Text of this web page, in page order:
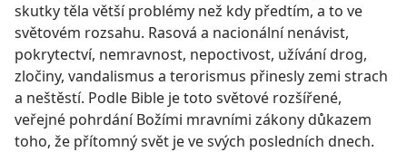
skutky těla větší problémy než kdy předtím, a to ve
světovém rozsahu. Rasová a nacionální nenávist,
pokrytectví, nemravnost, nepoctivost, užívání drog,
zločiny, vandalismus a terorismus přinesly zemi strach
a neštěstí. Podle Bible je toto světové rozšířené,
veřejné pohrdání Božími mravními zákony důkazem
toho, že přítomný svět je ve svých posledních dnech.